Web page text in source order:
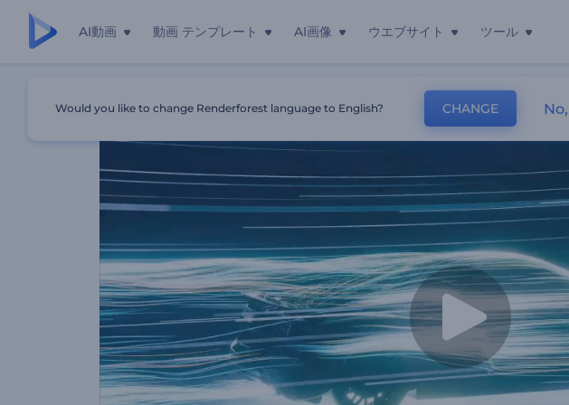
AI動画 動画 テンプレート AI画像 ウエブサイト ツール
Would you like to change Renderforest language to English? CHANGE